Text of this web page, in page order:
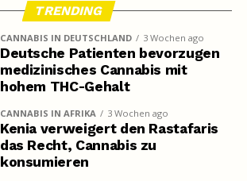
TRENDING
CANNABIS IN DEUTSCHLAND 3 Wochen ago
Deutsche Patienten bevorzugen
medizinisches Cannabis mit
hohem THC-Gehalt
CANNABIS IN AFRIKA 3 Wochen ago
Kenia verweigert den Rastafaris
das Recht, Cannabis zu
konsumieren